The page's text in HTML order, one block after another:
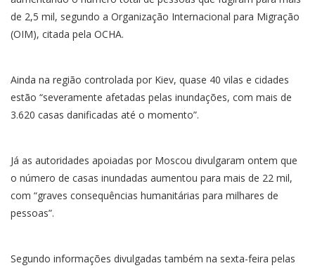
de 2,5 mil, segundo a Organização Internacional para Migração
(OIM), citada pela OCHA.
Ainda na região controlada por Kiev, quase 40 vilas e cidades
estão “severamente afetadas pelas inundações, com mais de
3.620 casas danificadas até o momento”.
Já as autoridades apoiadas por Moscou divulgaram ontem que
o número de casas inundadas aumentou para mais de 22 mil,
com “graves consequências humanitárias para milhares de
pessoas”.
Segundo informações divulgadas também na sexta-feira pelas